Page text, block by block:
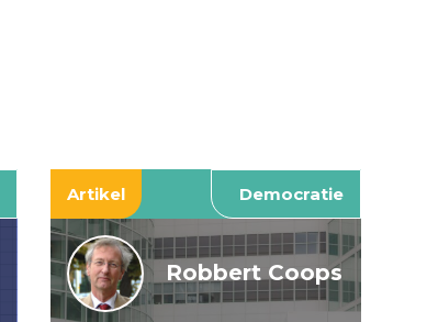
Artikel Democratie
Robbert Coops